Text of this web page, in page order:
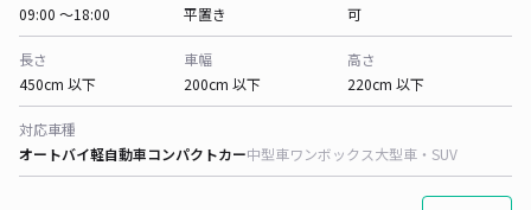
09:00 〜18:00
平置き
可
長さ
450cm 以下
車幅
200cm 以下
高さ
220cm 以下
対応車種
オートバイ軽自動車コンパクトカー中型車ワンボックス大型車・SUV